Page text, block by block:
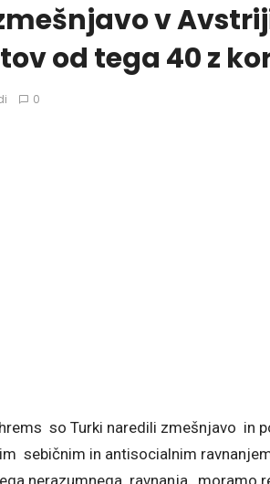
v
od tega 40 z
0
so Turki naredili zmešnjavo in
sebičnim in antisocialnim
nerazumnega ravnanja, moramo